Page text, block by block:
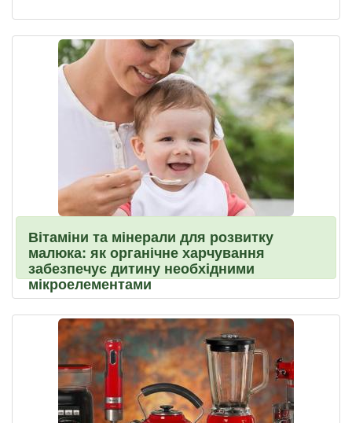
Вітаміни та мінерали для розвитку
малюка: як органічне харчування
забезпечує дитину необхідними
мікроелементами